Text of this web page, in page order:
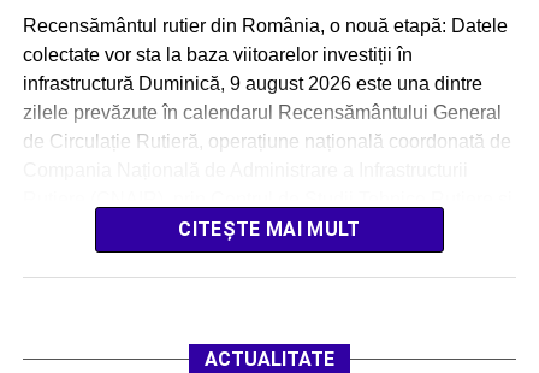
Recensământul rutier din România, o nouă etapă: Datele
colectate vor sta la baza viitoarelor investiții în
infrastructură Duminică, 9 august 2026 este una dintre
zilele prevăzute în calendarul Recensământului General
de Circulație Rutieră, operațiune națională coordonată de
Informatică (CESTRIN). Acțiunea […]
CITEȘTE MAI MULT
ACTUALITATE